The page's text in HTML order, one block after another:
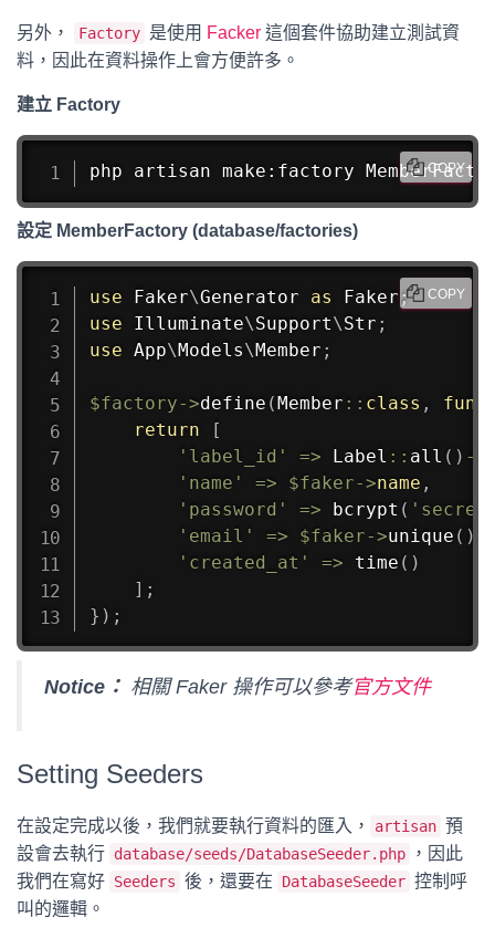
另外， Factory 是使用 Facker 這個套件協助建立測試資
料，因此在資料操作上會方便許多。
建立 Factory
php artisan make:factory COPY
設定 MemberFactory (database/factories)
use Faker\Generator as Faker ;
use
Illuminate\Support\Str ;
use App\Models\Member ;
$factory->define (Member :: class ,
return
[
'label_id'
=> Label :: all ( ) ->
'name'
=> $faker->name ,
'password'
=> bcrypt (
'email'
=> $faker->unique ( )
'created_at'
=> time ( )
] ;
} ) ;
COPY
Notice： 相關 Faker 操作可以參考官方文件
Setting Seeders
在設定完成以後，我們就要執行資料的匯入， artisan 預
設會去執行 database/seeds/DatabaseSeeder.php
，因此
我們在寫好 Seeders 後，還要在 DatabaseSeeder 控制呼
叫的邏輯。